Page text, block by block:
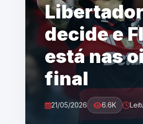
decide e
está nas
final
21/05/2026 6.6K